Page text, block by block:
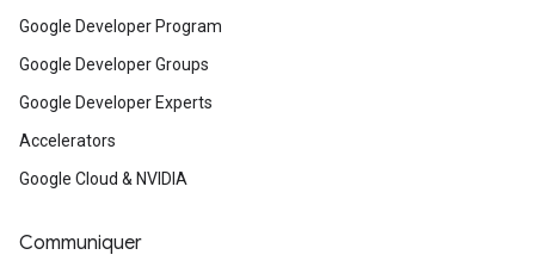
Google Developer Program
Google Developer Groups
Google Developer Experts
Accelerators
Google Cloud & NVIDIA
Communiquer